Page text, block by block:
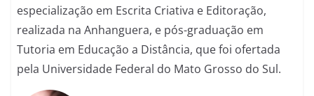
especialização em Escrita Criativa e Editoração,
realizada na Anhanguera, e pós-graduação em
Tutoria em Educação a Distância, que foi ofertada
pela Universidade Federal do Mato Grosso do Sul.